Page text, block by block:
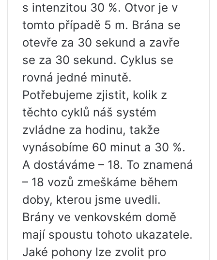
s intenzitou 30 %. Otvor je v
tomto případě 5 m. Brána se
otevře za 30 sekund a zavře
se za 30 sekund. Cyklus se
rovná jedné minutě.
Potřebujeme zjistit, kolik z
těchto cyklů náš systém
zvládne za hodinu, takže
vynásobíme 60 minut a 30 %.
A dostáváme – 18. To znamená
– 18 vozů zmeškáme během
doby, kterou jsme uvedli.
Brány ve venkovském domě
mají spoustu tohoto ukazatele.
Jaké pohony lze zvolit pro